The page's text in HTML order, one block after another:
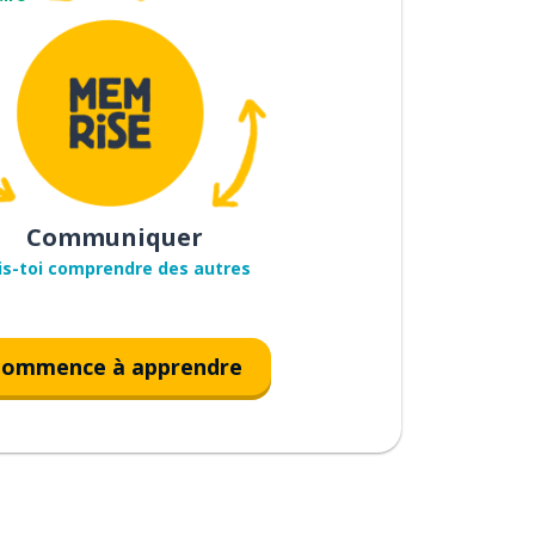
Communiquer
toi comprendre des autres
à apprendre